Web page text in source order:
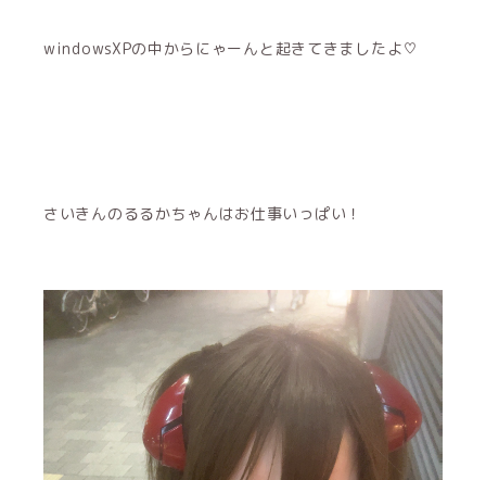
windowsXPの中からにゃーんと起きてきましたよ♡
さいきんのるるかちゃんはお仕事いっぱい！